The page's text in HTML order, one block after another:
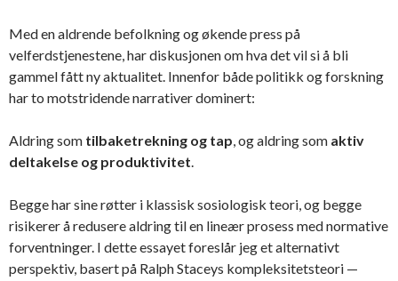
Med en aldrende befolkning og økende press på
velferdstjenestene, har diskusjonen om hva det vil si å bli
gammel fått ny aktualitet. Innenfor både politikk og forskning
har to motstridende narrativer dominert:
Aldring som tilbaketrekning og tap, og aldring som aktiv
deltakelse og produktivitet.
Begge har sine røtter i klassisk sosiologisk teori, og begge
risikerer å redusere aldring til en lineær prosess med normative
forventninger. I dette essayet foreslår jeg et alternativt
perspektiv, basert på Ralph Staceys kompleksitetsteori —